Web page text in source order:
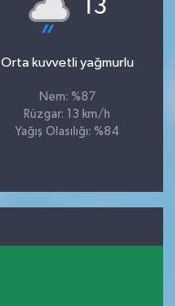
13
Orta kuvvetli yağmurlu
Nem: %87
Rüzgar: 13 km/h
Yağış Olasılığı: %84